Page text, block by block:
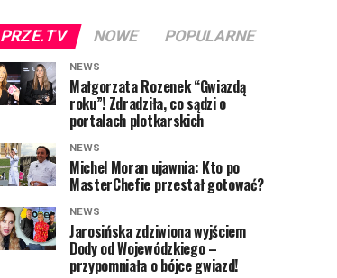
PRZE.TV NOWE POPULARNE
NEWS
Małgorzata Rozenek “Gwiazdą
roku”! Zdradziła, co sądzi o
portalach plotkarskich
NEWS
Michel Moran ujawnia: Kto po
MasterChefie przestał gotować?
NEWS
Jarosińska zdziwiona wyjściem
Dody od Wojewódzkiego –
przypomniała o bójce gwiazd!